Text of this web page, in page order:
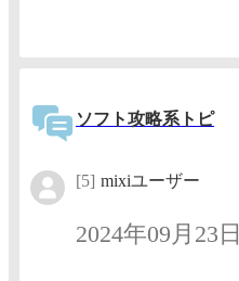
ソフト攻略系トピ
[5] mixiユーザー
2024年09月23日